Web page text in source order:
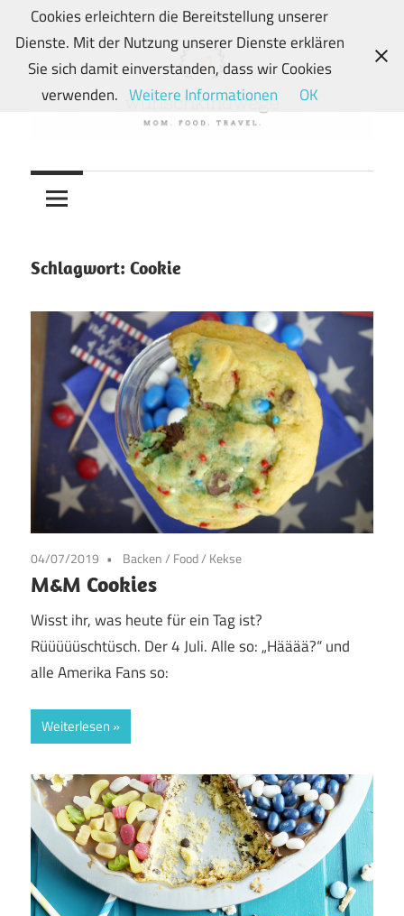
Zum
Inhalt
springen
wunschkindwege
Wunschkindern
und
Mein
Travelblog
Schlagwort: Cookie
04/07/2019 Backen/ Food/ Kekse
M&M Cookies
Wisst ihr, was heute für ein Tag ist?
Rüüüüüschtüsch. Der 4 Juli. Alle so: „Hääää?“ und
alle Amerika Fans so:
Weiterlesen
Cookies erleichtern die Bereitstellung unserer
Dienste. Mit der Nutzung unserer Dienste erklären
Sie sich damit einverstanden, dass wir Cookies
verwenden. Weitere Informationen OK